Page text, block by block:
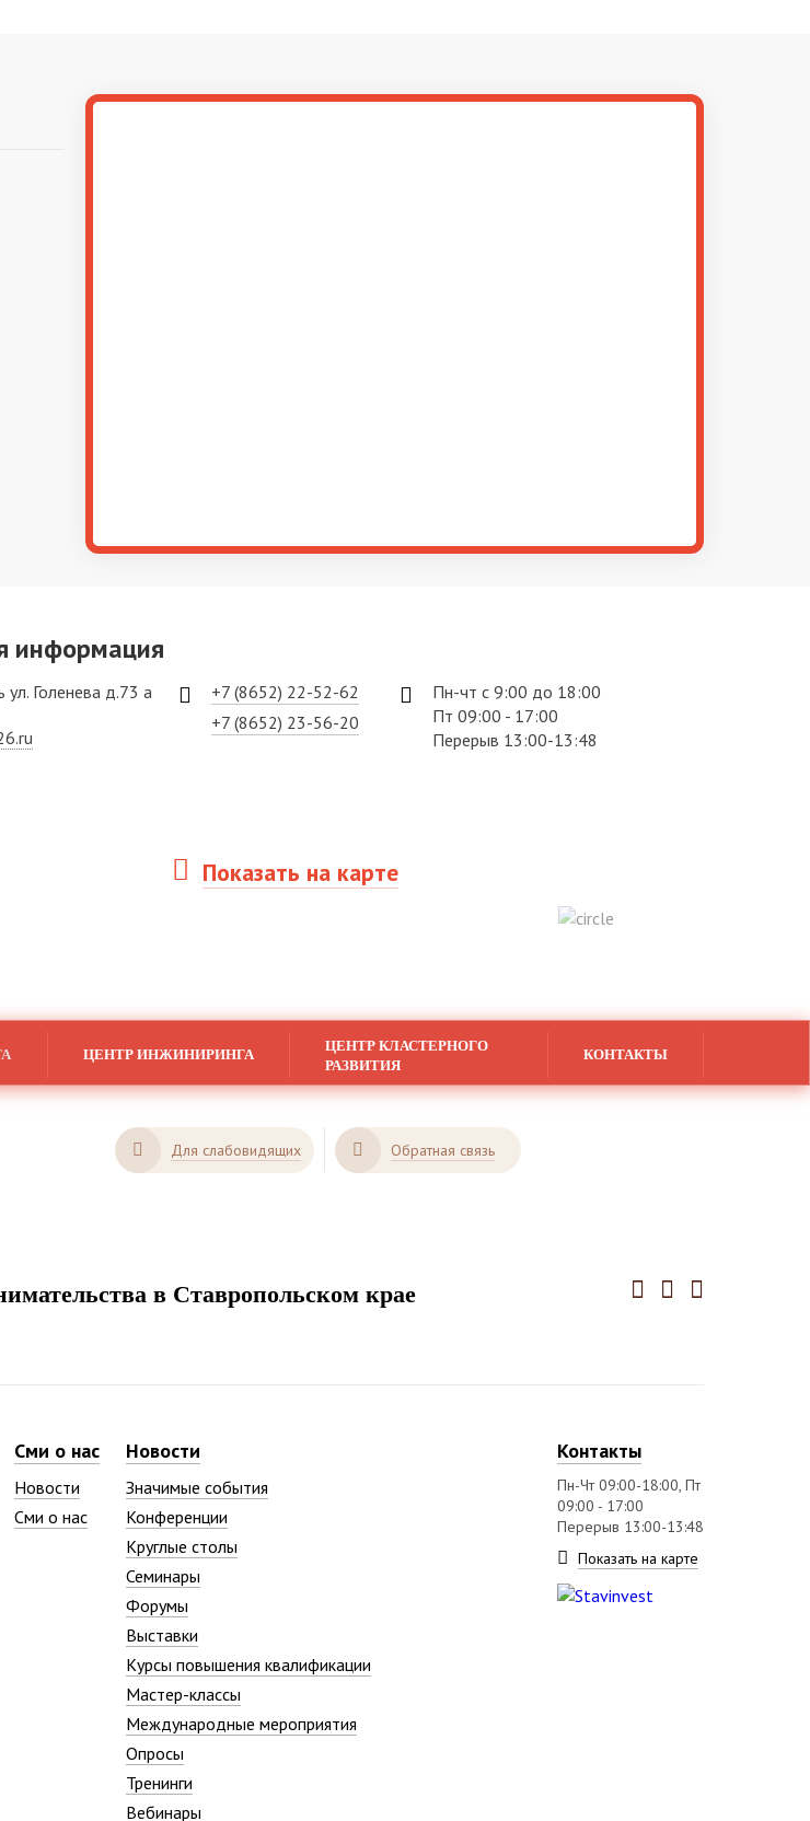
информация
ул. Голенева д.73 а
+7 (8652) 22-52-62
+7 (8652) 23-56-20
Пн-чт с 9:00 до 18:00
Пт 09:00 - 17:00
Перерыв 13:00-13:48
Показать на карте
ЦЕНТР ИНЖИНИРИНГА
ЦЕНТР КЛАСТЕРНОГО
РАЗВИТИЯ
КОНТАКТЫ
Для слабовидящих Обратная связь
в Ставропольском крае
Сми о нас
Новости
Сми о нас
Новости
Значимые события
Конференции
Круглые столы
Семинары
Форумы
Выставки
Курсы повышения квалификации
Мастер-классы
Международные мероприятия
Опросы
Тренинги
Вебинары
Контакты
Пн-Чт 09:00-18:00, Пт
09:00 - 17:00
Перерыв 13:00-13:48
Показать на карте